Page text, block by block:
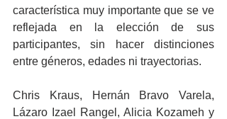
característica muy importante que se ve
reflejada en la elección de sus
participantes, sin hacer distinciones
entre géneros, edades ni trayectorias.
Chris Kraus, Hernán Bravo Varela,
Lázaro Izael Rangel, Alicia Kozameh y